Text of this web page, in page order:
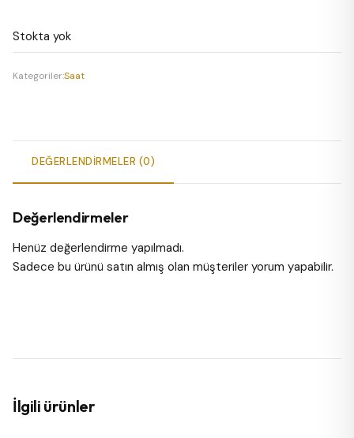
₺350,00.
fiyat:
₺299,00.
Stokta yok
Kategoriler:Saat
DEĞERLENDIRMELER (0)
Değerlendirmeler
Henüz değerlendirme yapılmadı.
Sadece bu ürünü satın almış olan müşteriler yorum yapabilir.
İlgili ürünler